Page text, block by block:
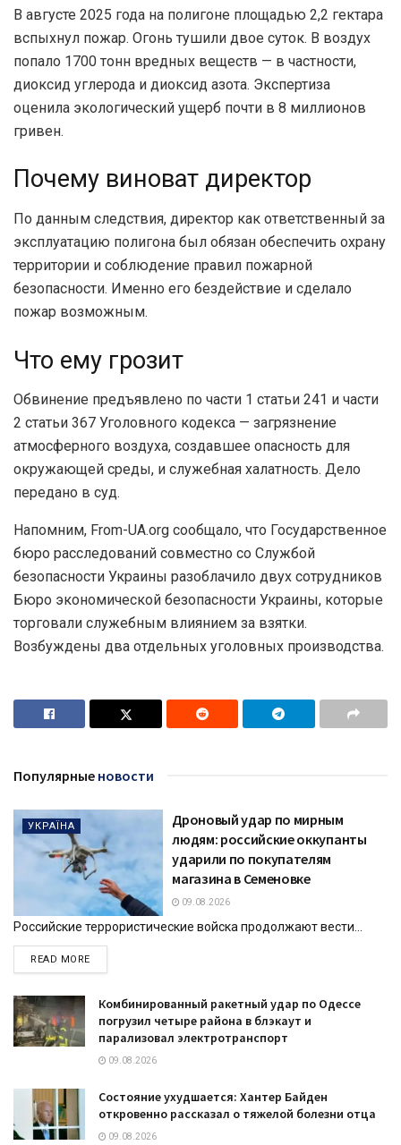
В августе 2025 года на полигоне площадью 2,2 гектара
вспыхнул пожар. Огонь тушили двое суток. В воздух
попало 1700 тонн вредных веществ — в частности,
диоксид углерода и диоксид азота. Экспертиза
оценила экологический ущерб почти в 8 миллионов
гривен.
Почему виноват директор
По данным следствия, директор как ответственный за
эксплуатацию полигона был обязан обеспечить охрану
территории и соблюдение правил пожарной
безопасности. Именно его бездействие и сделало
пожар возможным.
Что ему грозит
Обвинение предъявлено по части 1 статьи 241 и части
2 статьи 367 Уголовного кодекса — загрязнение
атмосферного воздуха, создавшее опасность для
окружающей среды, и служебная халатность. Дело
передано в суд.
Напомним, From-UA.org сообщало, что Государственное
бюро расследований совместно со Службой
безопасности Украины разоблачило двух сотрудников
Бюро экономической безопасности Украины, которые
торговали служебным влиянием за взятки.
Возбуждены два отдельных уголовных производства.
Популярные новости
УКРАЇНА
Дроновый удар по мирным
людям: российские оккупанты
ударили по покупателям
магазина в Семеновке
09.08.2026
Российские террористические войска продолжают вести...
READ MOREDETAILS
Комбинированный ракетный удар по Одессе
погрузил четыре района в блэкаут и
парализовал электротранспорт
09.08.2026
Состояние ухудшается: Хантер Байден
откровенно рассказал о тяжелой болезни отца
09.08.2026